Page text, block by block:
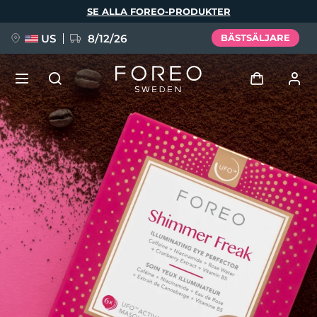
SE ALLA FOREO-PRODUKTER
US 8/12/26 BÄSTSÄLJARE
Logga in
Användarprofil
Mina enheter
Mina beställningar
Mina adresser
Mina prenumerationer
NYHET
FAQ™ Pure Beauty-Tech Elixir
BREAKING NEWS
issa™ Teeth Whitening Set
Språk
English Deutsch
Español
Français
Italiano
Português
Polski
Svenska
Русский
简体中文 繁體中文